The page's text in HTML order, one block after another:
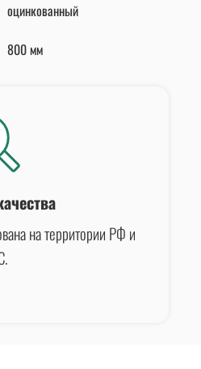
оцинкованный
800 мм
на территории РФ и